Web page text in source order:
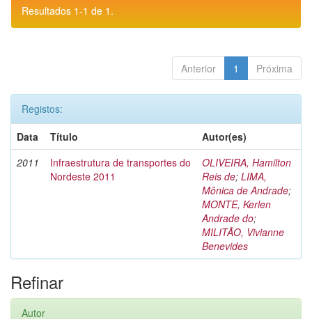
Resultados 1-1 de 1.
Anterior 1 Próxima
Registos:
Data
Título
Autor(es)
2011
Infraestrutura de transportes do
Nordeste 2011
OLIVEIRA, Hamilton
Reis de; LIMA,
Mônica de Andrade;
MONTE, Kerlen
Andrade do;
MILITÃO, Vivianne
Benevides
Refinar
Autor